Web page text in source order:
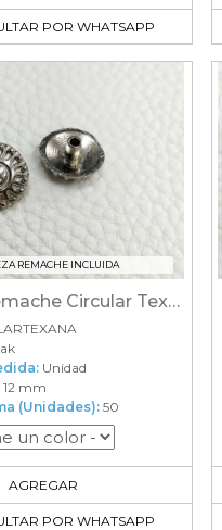
POR WHATSAPP
REMACHE INCLUIDA
Aplique Remache Circular Texano
Unidad
12 mm
(Unidades): 50
AGREGAR
en el carrito
POR WHATSAPP